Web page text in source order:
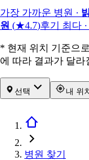
가장 가까운 병원 ·
원 (★4.7)후기 최다 ·
* 현재 위치 기준으
에 따라 결과가 달라
선택 내 위
병원 찾기